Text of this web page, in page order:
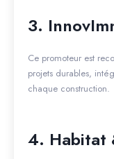
3.
Ce promoteur est
projets durables,
chaque construction.
4. Habitat